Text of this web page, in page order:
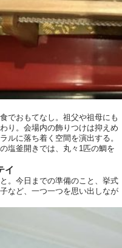
でおもてなし。祖父や祖母にも
り。会場内の飾りつけは抑えめ
ルに落ち着く空間を演出する。
塩釜開きでは、丸々1匹の鯛を
イ
。今日までの準備のこと、挙式
など、一つ一つを思い出しなが